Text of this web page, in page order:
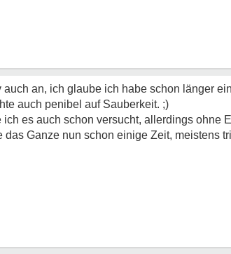
auch an, ich glaube ich habe schon länger
auch penibel auf Sauberkeit. ;)
es auch schon versucht, allerdings ohne
das Ganze nun schon einige Zeit, meistens